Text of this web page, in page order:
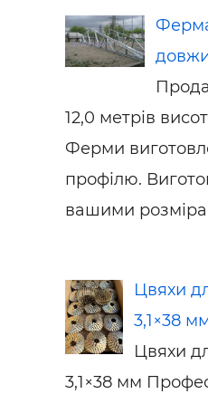
12,0 метрів
Ферми
профілю.
вашими
Цвяхи
3,1×38
Цвяхи
3,1×38 мм